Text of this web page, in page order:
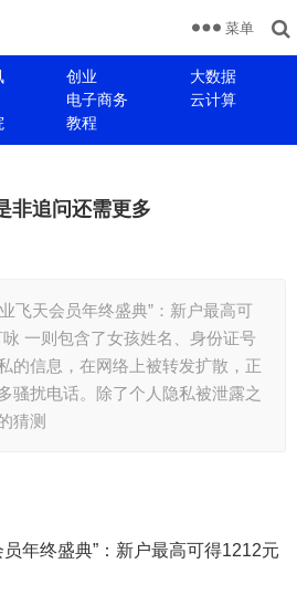
创业
大数据
电子商务
云计算
教程
菜单
非追问还需更多
飞天会员年终盛典”：新户最高可
一则包含了女孩姓名、身份证号
的信息，在网络上被转发扩散，正
骚扰电话。除了个人隐私被泄露之
猜测
年终盛典”：新户最高可得1212元